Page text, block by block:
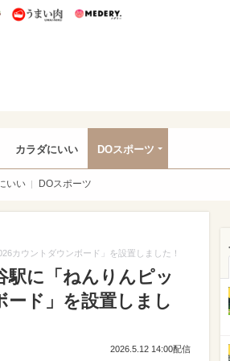
うまいパン うまい肉
カラダにいい DOスポーツ
いい DOスポーツ
カウントダウンボード」を設置しました！
駅に「ねんりんピッ
ド」を設置しまし
2026.5.12 14:00配信